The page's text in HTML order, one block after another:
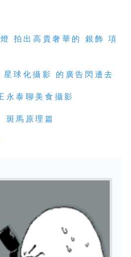
拍出高貴奢華的 銀飾 項
球化攝影 的廣告閃邊去
泰聊美食攝影
馬原理篇